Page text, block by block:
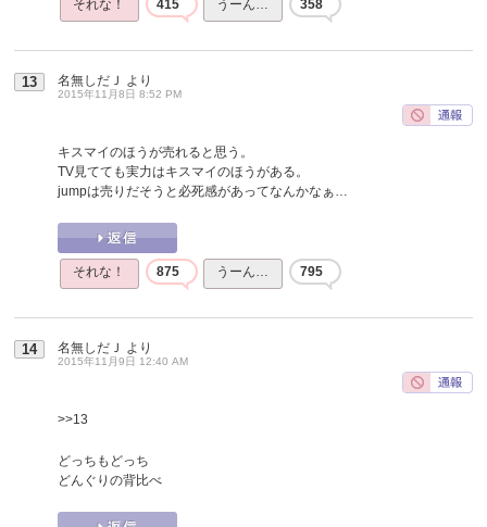
それな！ 415 うーん… 358
13 名無しだＪ より
2015年11月8日 8:52 PM
キスマイのほうが売れると思う。
TV見てても実力はキスマイのほうがある。
jumpは売りだそうと必死感があってなんかなぁ…
それな！ 875 うーん… 795
14 名無しだＪ より
2015年11月9日 12:40 AM
>>13
どっちもどっち
どんぐりの背比べ